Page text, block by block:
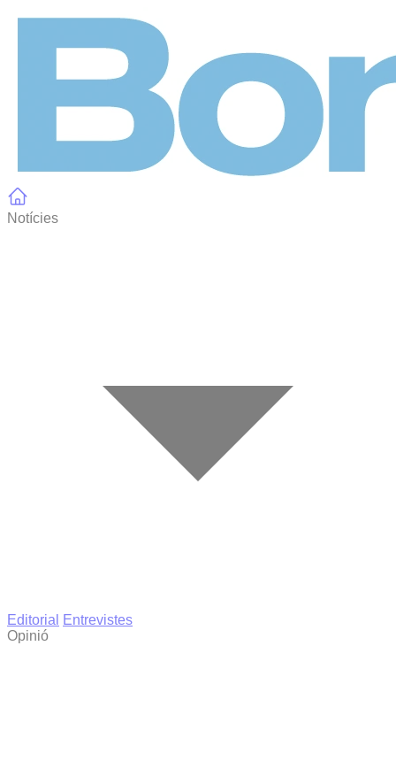
Notícies
Editorial
Entrevistes
Opinió